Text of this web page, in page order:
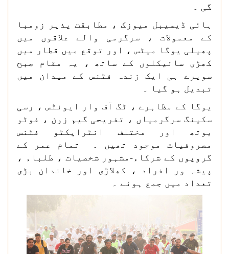
گی ۔
ہائی ڈیسیبل میوزک ، مطابقت پذیر زومبا
کے معمولات ، سرگرمی والے علاقوں میں
پھیلی یوگا میٹس ، اور توقع میں قطار میں
کھڑی سائیکلوں کے ساتھ ، یہ مقام صبح
سویرے ہی ایک زندہ فٹنس کے میدان میں
تبدیل ہو گیا ۔
یوگا کے مظاہرے ، ٹگ آف وار ایونٹس ، رسی
سکپنگ سرگرمیاں ، تفریحی گیم زون ، فوٹو
بوتھ اور مختلف انٹرایکٹو فٹنس
مصروفیات موجود تھیں ۔ تمام عمر کے
گروپوں کے شرکاء-مشہور شخصیات ، طلباء ،
پیشہ ور افراد ، کھلاڑی اور خاندان بڑی
تعداد میں جمع ہوئے ۔